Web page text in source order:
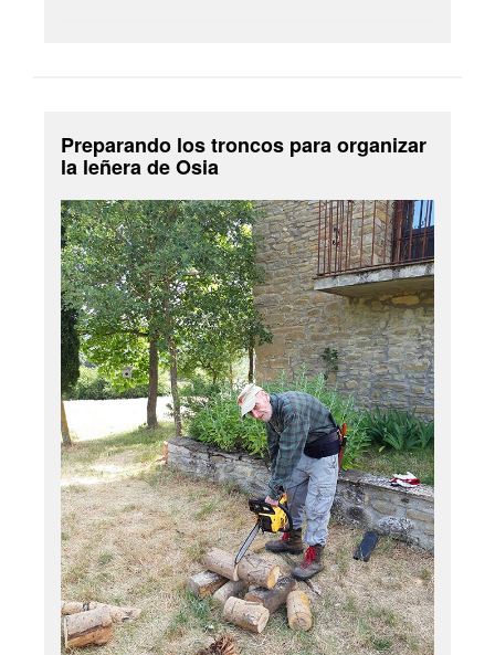
Preparando los troncos para organizar
la leñera de Osia